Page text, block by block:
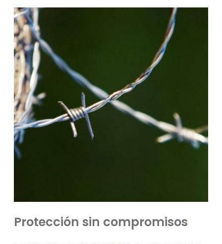
Protección sin compromisos